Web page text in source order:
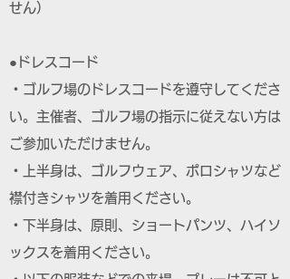
せん）
●ドレスコード
・ゴルフ場のドレスコードを遵守してくださ
い。主催者、ゴルフ場の指示に従えない方は
ご参加いただけません。
・上半身は、ゴルフウェア、ポロシャツなど
襟付きシャツを着用ください。
・下半身は、原則、ショートパンツ、ハイソ
ックスを着用ください。